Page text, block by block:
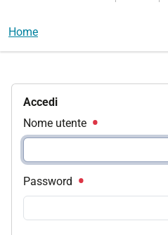
Home
Accedi
Nome utente
Password